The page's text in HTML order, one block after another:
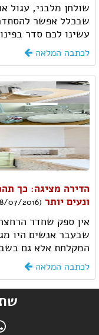
שולחן מלבני, עגול
שבכלל אפשר
עשינו לכם סדר
לכתבה המלאה
הדירה מציגה: כך
ונעים יותר (28/07/2016)
אין ספק שחדר
שבעבר אנשים היו
המקלחת אלא גם
לכתבה המלאה